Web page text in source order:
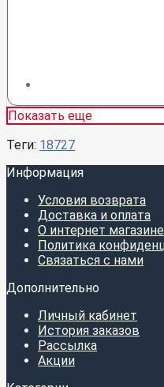
Показать еще
Теги: 18727
Информация
Условия возврата
Доставка и оплата
О интернет магазине
Политика
Связаться с нами
Дополнительно
Личный кабинет
История заказов
Рассылка
Акции